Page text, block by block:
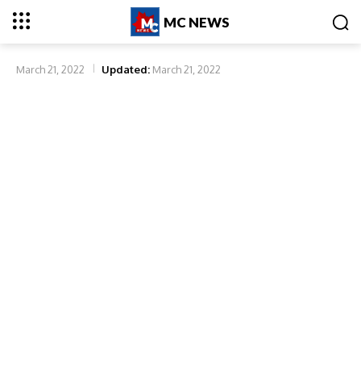
MC NEWS
March 21, 2022 Updated: March 21, 2022